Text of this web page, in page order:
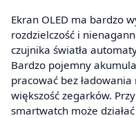
Ekran OLED ma bardzo
rozdzielczość i
czujnika światła
Bardzo pojemny
pracować bez
większość zegarków.
smartwatch może